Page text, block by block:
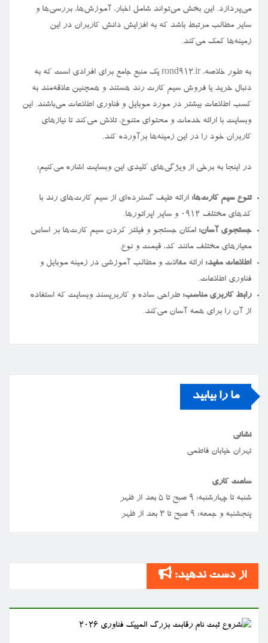
می‌پردازد. این بخش می‌تواند شامل اخبار، آموزش‌ها، بررسی‌ها و
سایر مطالب مرتبط باشد که به افزایش دانش کاربران در این
زمینه‌ها کمک می‌کند.
به طور خلاصه، rond912.ir یک منبع جامع برای افرادی است که به
دنبال خرید یا فروش سیم کارت رند هستند و همچنین علاقه‌مند به
کسب اطلاعات بیشتر در مورد موبایل و فناوری اطلاعات می‌باشند. این
وبسایت با ارائه خدمات و محتوای متنوع، تلاش می‌کند تا نیازهای
کاربران خود را در این زمینه‌ها برآورده کند.
در اینجا به برخی از ویژگی‌های کلیدی این وبسایت اشاره می‌کنیم:
تنوع سیم کارت‌ها: ارائه طیف گسترده‌ای از سیم کارت‌های رند با
کدهای مختلف ۰۹۱۲ و سایر اپراتورها.
جستجوی آسان: امکان جستجو و فیلتر کردن سیم کارت‌ها بر اساس
معیارهای مختلف مانند کد، قیمت و نوع.
اطلاعات مفید: ارائه مقالات و مطالب آموزشی در زمینه موبایل و
فناوری اطلاعات.
رابط کاربری مناسب: طراحی ساده و کاربرپسند وبسایت که استفاده
از آن را برای همه آسان می‌کند.
ما را بیابید
نشانی
تهران خیابان فاطمی
ساعت کاری
شنبه تا چهارشنبه: ۹ صبح تا ۵ بعد از ظهر
پنجشنبه و جمعه: ۹ صبح تا ۳ بعد از ظهر
از دست ندهید: